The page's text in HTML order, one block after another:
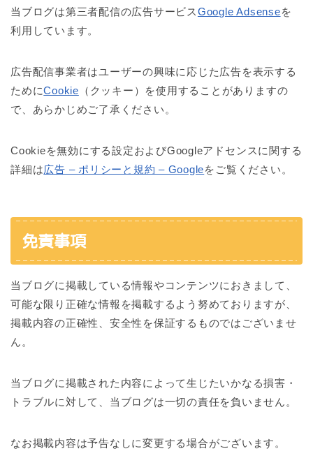
当ブログは第三者配信の広告サービスGoogle Adsenseを
利用しています。
広告配信事業者はユーザーの興味に応じた広告を表示する
ためにCookie （クッキー）を使用することがありますの
で、あらかじめご了承ください。
Cookieを無効にする設定およびGoogleアドセンスに関する
詳細は広告 – ポリシーと規約 – Googleをご覧ください。
免責事項
当ブログに掲載している情報やコンテンツにおきまして、
可能な限り正確な情報を掲載するよう努めておりますが、
掲載内容の正確性、安全性を保証するものではございませ
ん。
当ブログに掲載された内容によって生じたいかなる損害・
トラブルに対して、当ブログは一切の責任を負いません。
なお掲載内容は予告なしに変更する場合がございます。